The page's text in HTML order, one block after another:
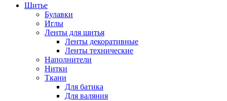
Шитье
Булавки
Иглы
Ленты для шитья
Ленты декоративные
Ленты технические
Наполнители
Нитки
Ткани
Для батика
Для валяния